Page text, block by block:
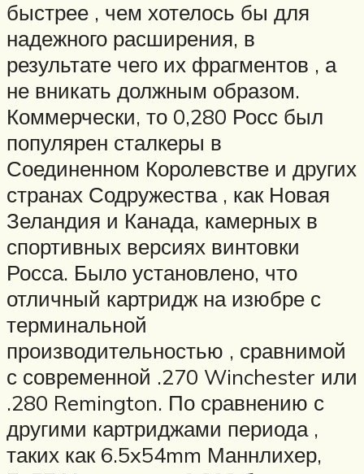
быстрее , чем хотелось бы для
надежного расширения, в
результате чего их фрагментов , а
не вникать должным образом.
Коммерчески, то 0,280 Росс был
популярен сталкеры в
Соединенном Королевстве и других
странах Содружества , как Новая
Зеландия и Канада, камерных в
спортивных версиях винтовки
Росса. Было установлено, что
отличный картридж на изюбре с
терминальной
производительностью , сравнимой
с современной .270 Winchester или
.280 Remington. По сравнению с
другими картриджами периода ,
таких как 6.5x54mm Маннлихер,